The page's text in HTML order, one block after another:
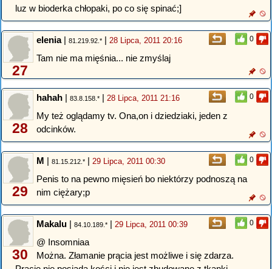
luz w bioderka chłopaki, po co się spinać;]
0
27
elenia| 81.219.92.* | 28 Lipca, 2011 20:16
Tam nie ma mięśnia... nie zmyślaj
0
28
hahah | 83.8.158.* | 28 Lipca, 2011 21:16
My też oglądamy tv. Ona,on i dziedziaki, jeden z
odcinków.
0
29
M | 81.15.212.* | 29 Lipca, 2011 00:30
Penis to na pewno mięsień bo niektórzy podnoszą na
nim ciężary;p
0
30
Makalu | 84.10.189.* | 29 Lipca, 2011 00:39
@ Insomniaa
Można. Złamanie prącia jest możliwe i się zdarza.